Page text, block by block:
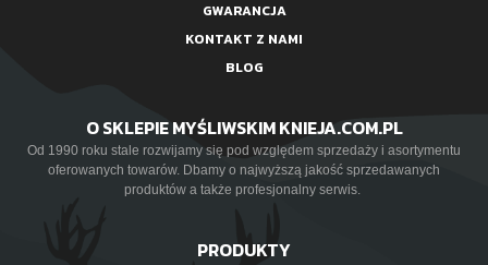
GWARANCJA
KONTAKT Z NAMI
BLOG
O SKLEPIE MYŚLIWSKIM KNIEJA.COM.PL
Od 1990 roku stale rozwijamy się pod względem sprzedaży i asortymentu
oferowanych towarów. Dbamy o najwyższą jakość sprzedawanych
produktów a także profesjonalny serwis.
PRODUKTY